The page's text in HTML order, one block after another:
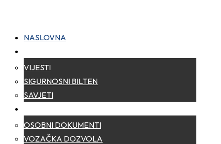
NASLOVNA
VIJESTI
SIGURNOSNI BILTEN
SAVJETI
OSOBNI DOKUMENTI
VOZAČKA DOZVOLA